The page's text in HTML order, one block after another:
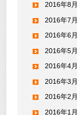
2016年8月
2016年7月
2016年6月
2016年5月
2016年4月
2016年3月
2016年2月
2016年1月